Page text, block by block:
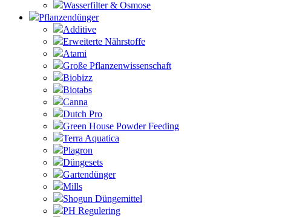
Wasserfilter & Osmose
Pflanzendünger
Additive
Erweiterte Nährstoffe
Atami
Große Pflanzenwissenschaft
Biobizz
Biotabs
Canna
Dutch Pro
Green House Powder Feeding
Terra Aquatica
Plagron
Düngesets
Gartendünger
Mills
Shogun Düngemittel
PH Regulering